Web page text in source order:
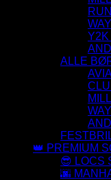
Y2K
ALLE
👑 PREMIUM
😎 LOCS
🌆